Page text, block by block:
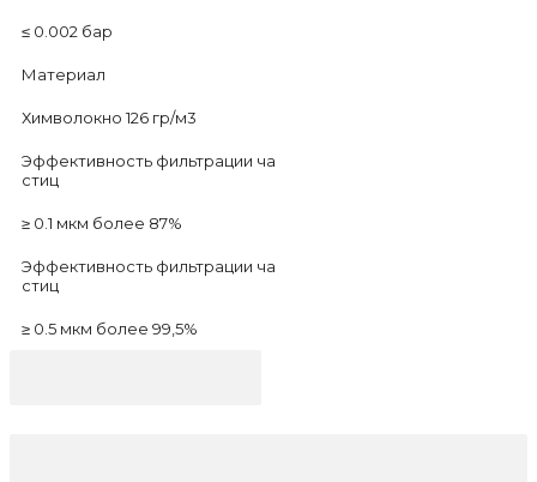
≤ 0.002 бар
Материал
Химволокно 126 гр/м3
Эффективность фильтрации ча
стиц
≥ 0.1 мкм более 87%
Эффективность фильтрации ча
стиц
≥ 0.5 мкм более 99,5%